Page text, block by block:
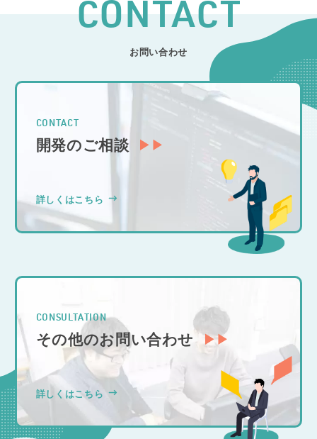
CONTACT
お問い合わせ
CONTACT
開発のご相談
詳しくはこちら
CONSULTATION
その他のお問い合わせ
詳しくはこちら